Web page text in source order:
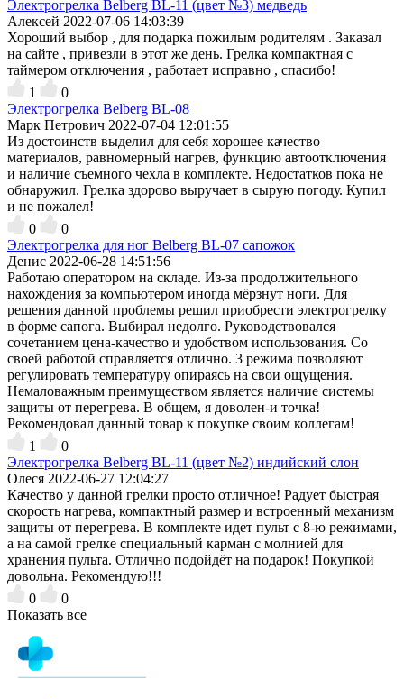
Электрогрелка Belberg BL-11 (цвет №3) медведь
Алексей 2022-07-06 14:03:39
Хороший выбор , для подарка пожилым родителям . Заказал
на сайте , привезли в этот же день. Грелка компактная с
таймером отключения , работает исправно , спасибо!
1
0
Электрогрелка Belberg BL-08
Марк Петрович 2022-07-04 12:01:55
Из достоинств выделил для себя хорошее качество
материалов, равномерный нагрев, функцию автоотключения
и наличие съемного чехла в комплекте. Недостатков пока не
обнаружил. Грелка здорово выручает в сырую погоду. Купил
и не пожалел!
0
0
Электрогрелка для ног Belberg BL-07 сапожок
Денис 2022-06-28 14:51:56
Работаю оператором на складе. Из-за продолжительного
нахождения за компьютером иногда мёрзнут ноги. Для
решения данной проблемы решил приобрести электрогрелку
в форме сапога. Выбирал недолго. Руководствовался
сочетанием цена-качество и удобством использования. Со
своей работой справляется отлично. 3 режима позволяют
регулировать температуру опираясь на свои ощущения.
Немаловажным преимуществом является наличие системы
защиты от перегрева. В общем, я доволен-и точка!
Рекомендовал данный товар к покупке своим коллегам!
1
0
Электрогрелка Belberg BL-11 (цвет №2) индийский слон
Олеся 2022-06-27 12:04:27
Качество у данной грелки просто отличное! Радует быстрая
скорость нагрева, компактный размер и встроенный механизм
защиты от перегрева. В комплекте идет пульт с 8-ю режимами,
а на самой грелке специальный карман с молнией для
хранения пульта. Отлично подойдёт на подарок! Покупкой
довольна. Рекомендую!!!
0
0
Показать все